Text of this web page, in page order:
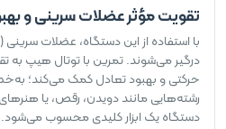
تقویت مؤثر عضلات سرینی و
با استفاده از این دستگاه، عضلات
درگیر می‌شوند. تمرین با توتال هیپ به
حرکتی و بهبود تعادل کمک می‌کند؛
رشته‌هایی مانند دویدن، رقص، یا هنرهای
دستگاه یک ابزار کلیدی محسوب می‌شود.